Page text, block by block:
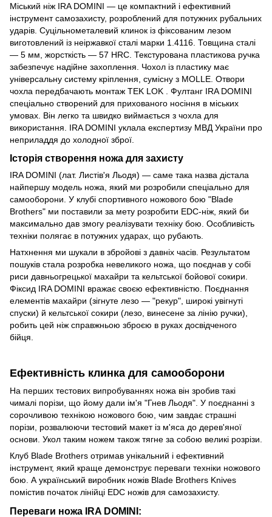
Міський ніж IRA DOMINI — це компактний і ефективний
інструмент самозахисту, розроблений для потужних рубальних
ударів. Суцільнометалевий клинок із фіксованим лезом
виготовлений із неіржавкої сталі марки 1.4116. Товщина сталі
— 5 мм, жорсткість — 57 HRC. Текстурована пластикова ручка
забезпечує надійне захоплення. Чохол із пластику має
універсальну систему кріплення, сумісну з MOLLE. Отвори
чохла передбачають монтаж TEK LOK . Фултанг IRA DOMINI
спеціально створений для прихованого носіння в міських
умовах. Він легко та швидко виймається з чохла для
використання. IRA DOMINI уклала експертизу МВД України про
неприладдя до холодної зброї.
Історія створення ножа для захисту
IRA DOMINI (лат. Листів'я Льодя) — саме така назва дістала
найпершу модель ножа, який ми розробили спеціально для
самооборони. У клубі спортивного ножового бою "Blade
Brothers" ми поставили за мету розробити EDC-ніж, який би
максимально дав змогу реалізувати техніку бою. Особливість
техніки полягає в потужних ударах, що рубають.
Натхнення ми шукали в збройові з давніх часів. Результатом
пошуків стала розробка невеликого ножа, що поєднав у собі
риси давньогрецької махайри та кельтської бойової сокири.
Фіксид IRA DOMINI вражає своєю ефективністю. Поєднання
елементів махайри (зігнуте лезо — "рекур", широкі увігнуті
спуски) й кельтської сокири (лезо, винесене за лінію ручки),
робить цей ніж справжньою зброєю в руках досвідченого
бійця.
Ефективність клинка для самооборони
На перших тестових випробуваннях ножа він зробив такі
чималі порізи, що йому дали ім'я "Гнев Льодя". У поєднанні з
сорочливою технікою ножового бою, чим завдає страшні
порізи, розвалюючи тестовий макет із м'яса до дерев'яної
основи. Укол таким ножем також тягне за собою великі розрізи.
Клуб Blade Brothers отримав унікальний і ефективний
інструмент, який краще демонструє переваги техніки ножового
бою. А український виробник ножів Blade Brothers Knives
помістив початок лінійці EDC ножів для самозахисту.
Переваги ножа IRA DOMINI: